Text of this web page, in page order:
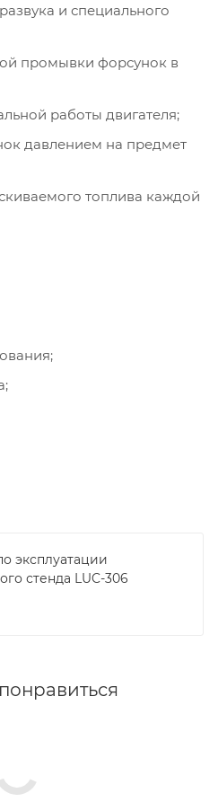
и специального
промывки форсунок в
работы двигателя;
давлением на предмет
топлива каждой
эксплуатации
стенда LUC-306